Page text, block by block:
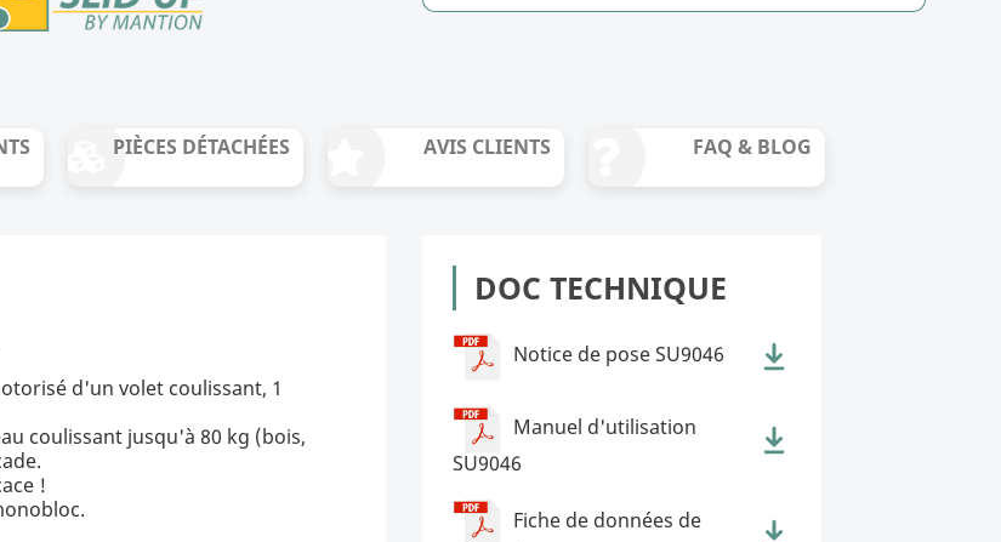
PIÈCES DÉTACHÉES AVIS CLIENTS FAQ & BLOG
d'un volet coulissant, 1
coulissant jusqu'à 80 kg (bois,
!
DOC TECHNIQUE
Notice de pose SU9046
Manuel d'utilisation
SU9046
Fiche de données de